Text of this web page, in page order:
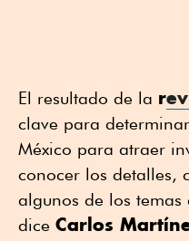
El resultado de la r
clave para
México para atraer
conocer los detalles,
algunos de los temas
dice Carlos